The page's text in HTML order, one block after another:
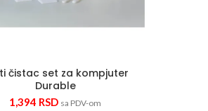
čistac set za kompjuter
Durable
1,394 RSD sa PDV-om